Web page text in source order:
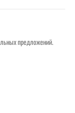
предложений.